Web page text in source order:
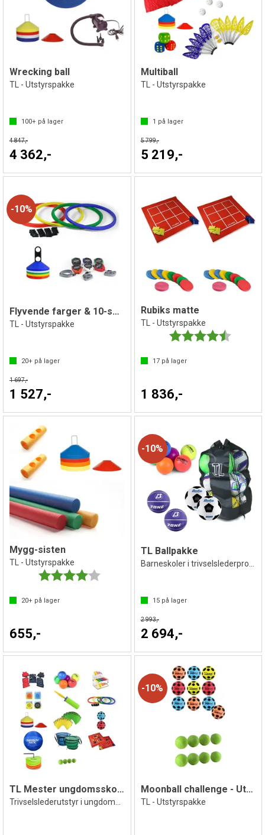
Wrecking ball
TL - Utstyrspakke
100+ på lager
4 847,-
4 362,-
Multiball
TL - Utstyrspakke
1 på lager
5 799,-
5 219,-
10%
Flyvende farger & 10-sekundersisten
TL - Utstyrspakke
20+ på lager
1 697,-
1 527,-
Rubiks matte
TL - Utstyrspakke
Karakter:
17på lager
1 836,-
Mygg-sisten
TL - Utstyrspakke
Karakter:
4.0 av 5 mulige
20+ på lager
655,-
10%
TL Ballpakke
15på lager
2 993,-
2 694,-
TL Mester ungdomsskolepakke
10%
Moonball challenge - Utstyrspakke
TL - Utstyrspakke